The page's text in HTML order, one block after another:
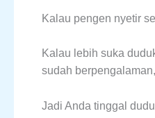
Kalau pengen nyetir
Kalau lebih suka
sudah
Jadi Anda tinggal